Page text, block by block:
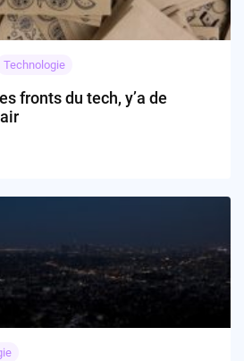
Technologie
fronts du tech, y’a de